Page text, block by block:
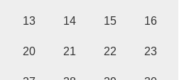
13 14 15 16
20 21 22 23